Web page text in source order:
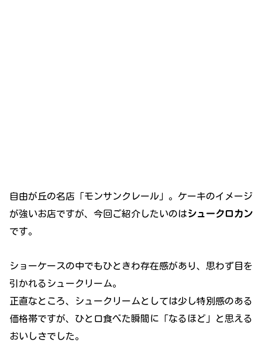
自由が丘の名店「モンサンクレール」。ケーキのイメージ
が強いお店ですが、今回ご紹介したいのはシュークロカン
です。
ショーケースの中でもひときわ存在感があり、思わず目を
引かれるシュークリーム。
正直なところ、シュークリームとしては少し特別感のある
価格帯ですが、ひと口食べた瞬間に「なるほど」と思える
おいしさでした。